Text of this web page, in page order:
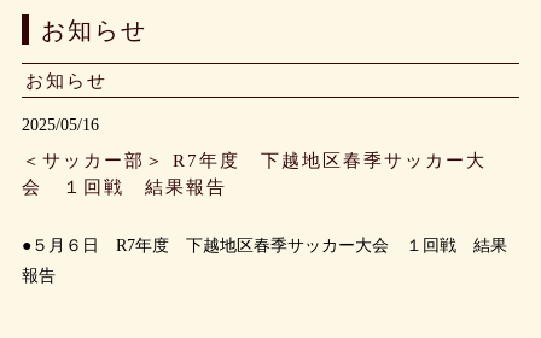
お知らせ
お知らせ
2025/05/16
＜サッカー部＞ R7年度 下越地区春季サッカー大
会 １回戦 結果報告
●５月６日 R7年度 下越地区春季サッカー大会 １回戦 結果
報告